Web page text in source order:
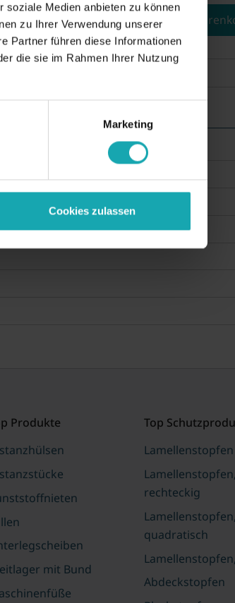
soziale Medien anbieten zu können
zu Ihrer Verwendung unserer
Partner führen diese Informationen
die sie im Rahmen Ihrer Nutzung
Marketing
Cookies zulassen
Muster anfragen In den
Produkte
mit Bund
Top
Lamellenstopfen
Lamellenstopfen,
rechteckig
Lamellenstopfen,
quadratisch
Abdeckstopfen